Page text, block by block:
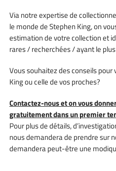
Via notre expertise de
le monde de Stephen King, on
estimation de votre collection et
rares / recherchées / ayant le
Vous souhaitez des conseils
King ou celle de vos proches?
Contactez-nous et on vous
gratuitement dans un premier
Pour plus de détails,
nous demandera de prendre sur
demandera peut-être une